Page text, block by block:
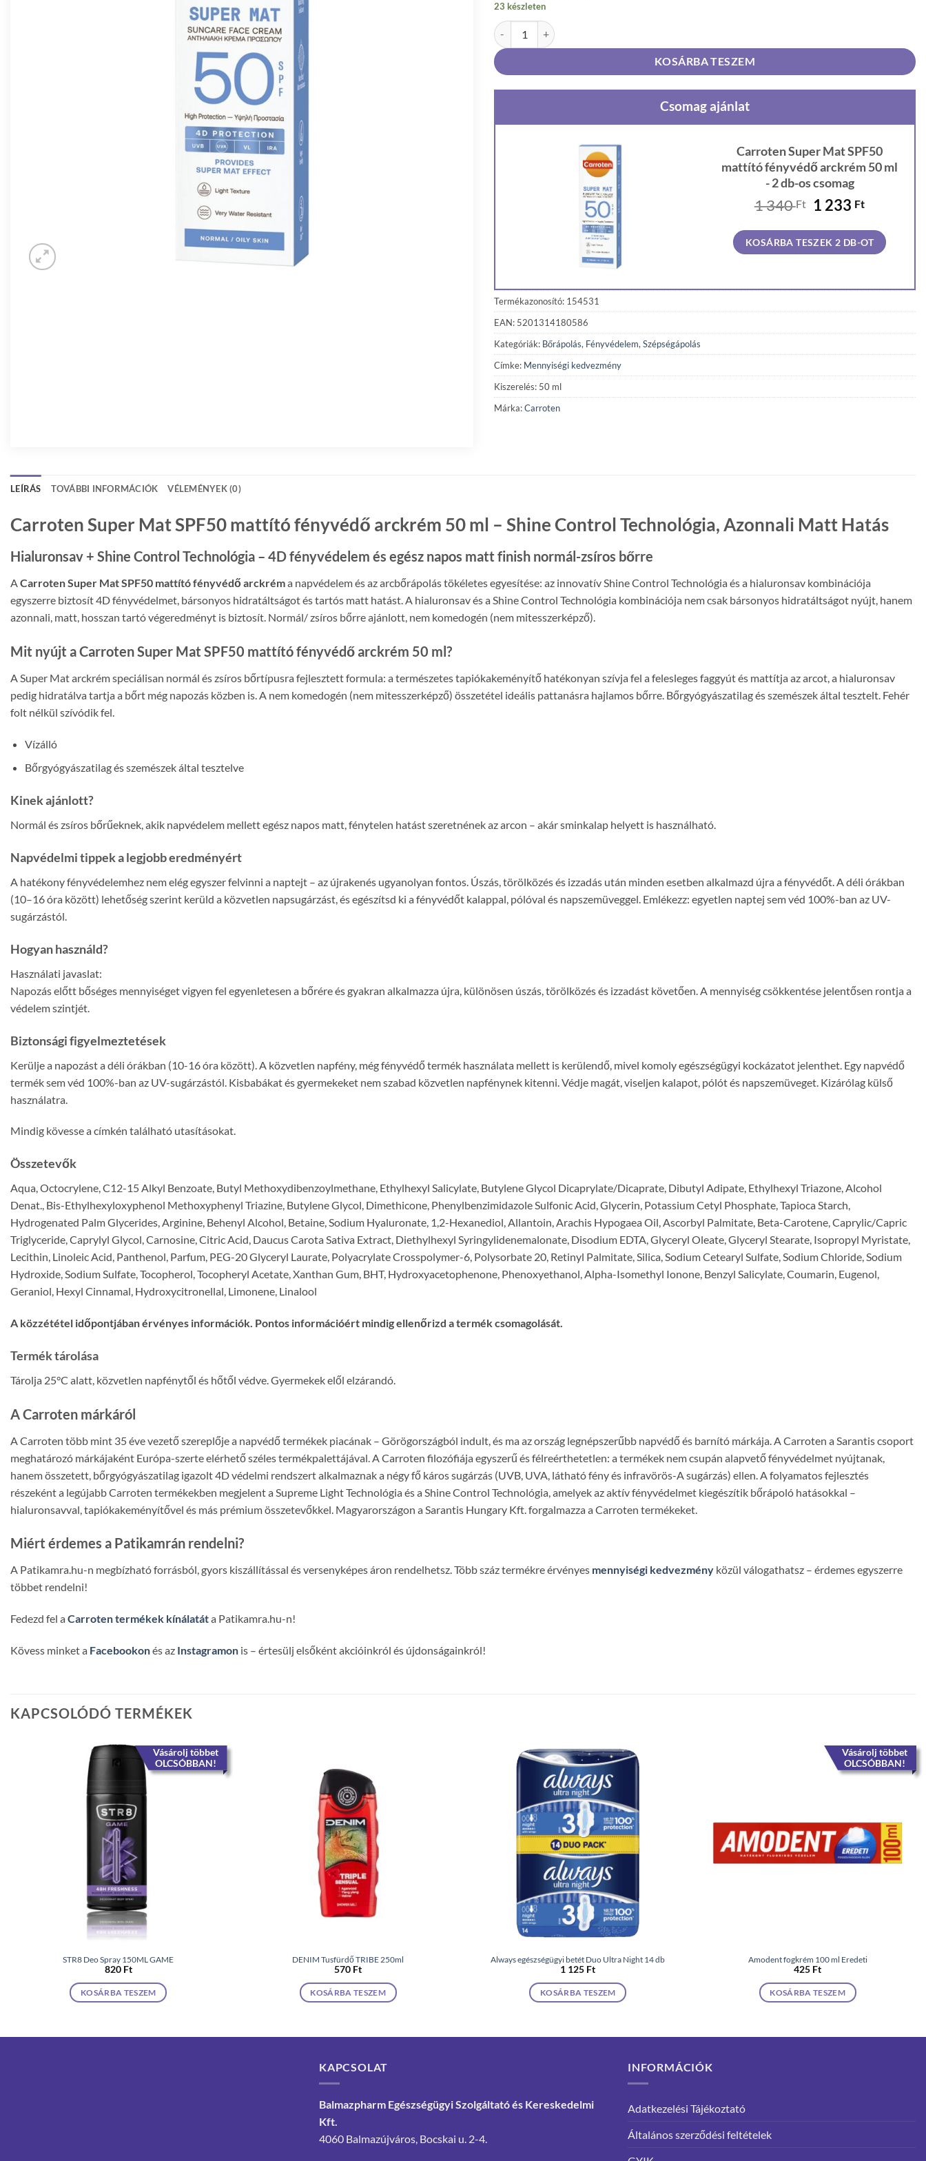
23 készleten
Carroten Super Mat SPF50 mattító fényvédő arckrém 50 ml mennyiség
KOSÁRBA TESZEM
Csomag ajánlat
Carroten Super Mat SPF50
mattító fényvédő arckrém 50 ml
- 2 db-os csomag
1 340Ft
Original
was:
1
1 233 FtCurrent
is:
1
KOSÁRBA TESZEK 2 DB-OT
Termékazonosító: 154531
EAN: 5201314180586
Kategóriák: Bőrápolás, Fényvédelem, Szépségápolás
Címke: Mennyiségi kedvezmény
Kiszerelés: 50 ml
Márka:Carroten
LEÍRÁS TOVÁBBI INFORMÁCIÓK VÉLEMÉNYEK (0)
Carroten Super Mat SPF50 mattító fényvédő arckrém 50 ml – Shine Control Technológia, Azonnali Matt Hatás
Hialuronsav + Shine Control Technológia – 4D fényvédelem és egész napos matt finish normál-zsíros bőrre
ACarroten Super Mat SPF50 mattító fényvédő arckréma napvédelem és az arcbőrápolás tökéletes egyesítése: az innovatív Shine Control Technológia és a hialuronsav kombinációja
egyszerre biztosít 4D fényvédelmet, bársonyos hidratáltságot és tartós matt hatást. A hialuronsav és a Shine Control Technológia kombinációja nem csak bársonyos hidratáltságot nyújt, hanem
azonnali, matt, hosszan tartó végeredményt is biztosít. Normál/ zsíros bőrre ajánlott, nem komedogén (nem mitesszerképző).
Mit nyújt a Carroten Super Mat SPF50 mattító fényvédő arckrém 50 ml?
A Super Mat arckrém speciálisan normál és zsíros bőrtípusra fejlesztett formula: a természetes tapiókakeményítő hatékonyan szívja fel a felesleges faggyút és mattítja az arcot, a hialuronsav
pedig hidratálva tartja a bőrt még napozás közben is. A nem komedogén (nem mitesszerképző) összetétel ideális pattanásra hajlamos bőrre. Bőrgyógyászatilag és szemészek által tesztelt. Fehér
folt nélkül szívódik fel.
Vízálló
Bőrgyógyászatilag és szemészek által tesztelve
Kinek ajánlott?
Normál és zsíros bőrűeknek, akik napvédelem mellett egész napos matt, fénytelen hatást szeretnének az arcon – akár sminkalap helyett is használható.
Napvédelmi tippek a legjobb eredményért
A hatékony fényvédelemhez nem elég egyszer felvinni a naptejt – az újrakenés ugyanolyan fontos. Úszás, törölközés és izzadás után minden esetben alkalmazd újra a fényvédőt. A déli órákban
(10–16 óra között) lehetőség szerint kerüld a közvetlen napsugárzást, és egészítsd ki a fényvédőt kalappal, pólóval és napszemüveggel. Emlékezz: egyetlen naptej sem véd 100%-ban az UV-
sugárzástól.
Hogyan használd?
Használati javaslat:
Napozás előtt bőséges mennyiséget vigyen fel egyenletesen a bőrére és gyakran alkalmazza újra, különösen úszás, törölközés és izzadást követően. A mennyiség csökkentése jelentősen rontja a
védelem szintjét.
Biztonsági figyelmeztetések
Kerülje a napozást a déli órákban (10-16 óra között). A közvetlen napfény, még fényvédő termék használata mellett is kerülendő, mivel komoly egészségügyi kockázatot jelenthet. Egy napvédő
termék sem véd 100%-ban az UV-sugárzástól. Kisbabákat és gyermekeket nem szabad közvetlen napfénynek kitenni. Védje magát, viseljen kalapot, pólót és napszemüveget. Kizárólag külső
használatra.
Mindig kövesse a címkén található utasításokat.
Összetevők
Aqua, Octocrylene, C12-15 Alkyl Benzoate, Butyl Methoxydibenzoylmethane, Ethylhexyl Salicylate, Butylene Glycol Dicaprylate/Dicaprate, Dibutyl Adipate, Ethylhexyl Triazone, Alcohol
Denat., Bis-Ethylhexyloxyphenol Methoxyphenyl Triazine, Butylene Glycol, Dimethicone, Phenylbenzimidazole Sulfonic Acid, Glycerin, Potassium Cetyl Phosphate, Tapioca Starch,
Hydrogenated Palm Glycerides, Arginine, Behenyl Alcohol, Betaine, Sodium Hyaluronate, 1,2-Hexanediol, Allantoin, Arachis Hypogaea Oil, Ascorbyl Palmitate, Beta-Carotene, Caprylic/Capric
Triglyceride, Caprylyl Glycol, Carnosine, Citric Acid, Daucus Carota Sativa Extract, Diethylhexyl Syringylidenemalonate, Disodium EDTA, Glyceryl Oleate, Glyceryl Stearate, Isopropyl Myristate,
Lecithin, Linoleic Acid, Panthenol, Parfum, PEG-20 Glyceryl Laurate, Polyacrylate Crosspolymer-6, Polysorbate 20, Retinyl Palmitate, Silica, Sodium Cetearyl Sulfate, Sodium Chloride, Sodium
Hydroxide, Sodium Sulfate, Tocopherol, Tocopheryl Acetate, Xanthan Gum, BHT, Hydroxyacetophenone, Phenoxyethanol, Alpha-Isomethyl Ionone, Benzyl Salicylate, Coumarin, Eugenol,
Geraniol, Hexyl Cinnamal, Hydroxycitronellal, Limonene, Linalool
A közzététel időpontjában érvényes információk. Pontos információért mindig ellenőrizd a termék csomagolását.
Termék tárolása
Tárolja 25°C alatt, közvetlen napfénytől és hőtől védve. Gyermekek elől elzárandó.
A Carroten márkáról
A Carroten több mint 35 éve vezető szereplője a napvédő termékek piacának – Görögországból indult, és ma az ország legnépszerűbb napvédő és barnító márkája. A Carroten a Sarantis csoport
meghatározó márkájaként Európa-szerte elérhető széles termékpalettájával. A Carroten filozófiája egyszerű és félreérthetetlen: a termékek nem csupán alapvető fényvédelmet nyújtanak,
hanem összetett, bőrgyógyászatilag igazolt 4D védelmi rendszert alkalmaznak a négy fő káros sugárzás (UVB, UVA, látható fény és infravörös-A sugárzás) ellen. A folyamatos fejlesztés
részeként a legújabb Carroten termékekben megjelent a Supreme Light Technológia és a Shine Control Technológia, amelyek az aktív fényvédelmet kiegészítik bőrápoló hatásokkal –
hialuronsavval, tapiókakeményítővel és más prémium összetevőkkel. Magyarországon a Sarantis Hungary Kft. forgalmazza a Carroten termékeket.
Miért érdemes a Patikamrán rendelni?
A Patikamra.hu-n megbízható forrásból, gyors kiszállítással és versenyképes áron rendelhetsz. Több száz termékre érvényes mennyiségi kedvezmény közül válogathatsz – érdemes egyszerre
többet rendelni!
Fedezd fel a Carroten termékek kínálatáta Patikamra.hu-n!
Kövess minket a Facebookonés az Instagramon is – értesülj elsőként akcióinkról és újdonságainkról!
KAPCSOLÓDÓ TERMÉKEK
Vásárolj többet
OLCSÓBBAN!
STR8 Deo Spray 150ML GAME
820 Ft
KOSÁRBA TESZEM
DENIM Tusfürdő TRIBE 250ml
570 Ft
KOSÁRBA TESZEM
Always egészségügyi betét Duo Ultra Night 14 db
1 125 Ft
KOSÁRBA TESZEM
Vásárolj többet
OLCSÓBBAN!
Amodent fogkrém 100 ml Eredeti
425 Ft
KOSÁRBA TESZEM
KAPCSOLAT
Balmazpharm Egészségügyi Szolgáltató és Kereskedelmi
Kft.
4060 Balmazújváros, Bocskai u. 2-4.
INFORMÁCIÓK
Adatkezelési Tájékoztató
Általános szerződési feltételek